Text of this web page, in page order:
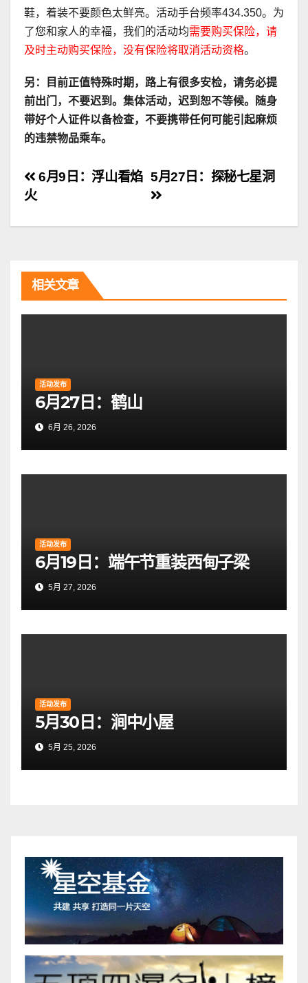
鞋，着装不要颜色太鲜亮。活动手台频率434.350。为
了您和家人的幸福，我们的活动均需要购买保险，请
及时主动购买保险，没有保险将取消活动资格。
另：目前正值特殊时期，路上有很多安检，请务必提
前出门，不要迟到。集体活动，迟到恕不等候。随身
带好个人证件以备检查，不要携带任何可能引起麻烦
的违禁物品乘车。
文
章
航
5月27日：探秘七星洞
6月9日：浮山看焰
火
相关文章
活动发布
6月27日：鹤山
6月 26, 2026
活动发布
6月19日：端午节重装西甸子梁
5月 27, 2026
活动发布
5月30日：涧中小屋
5月 25, 2026